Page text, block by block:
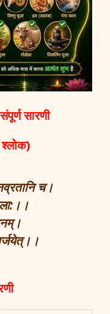
सारणी
श्लोक)
च।